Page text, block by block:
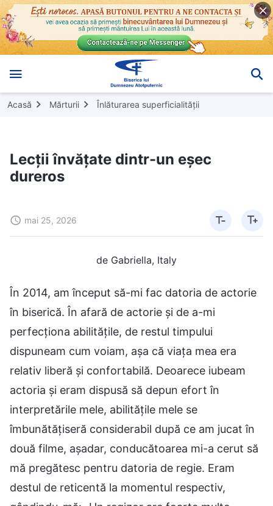
Acasă Mărturii Înlăturarea superficialității
Lecții învățate dintr-un eșec
dureros
mai 25, 2026
de Gabriella, Italy
În 2014, am început să-mi fac datoria de actorie
în biserică. În afară de actorie și de a-mi
perfecționa abilitățile, de restul timpului
dispuneam cum voiam, așa că viața mea era
relativ liberă și confortabilă. Deoarece iubeam
actoria și eram dispusă să depun efort în
interpretările mele, abilitățile mele se
îmbunătățiseră considerabil după ce am jucat în
două filme, așadar, conducătoarea mi-a cerut să
mă pregătesc pentru datoria de regie. Eram
destul de reticentă la momentul respectiv,